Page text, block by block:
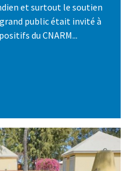
et surtout le soutien
public était invité à
du CNARM...